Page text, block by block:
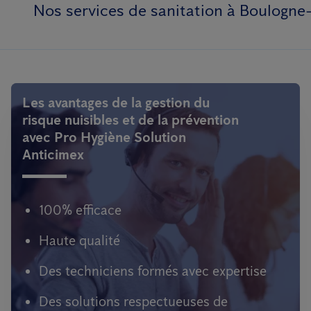
Nos services de sanitation à
Les avantages de la gestion du
risque nuisibles et de la prévention
avec Pro Hygiène Solution
Anticimex
100% efficace
Haute qualité
Des techniciens formés avec expertise
Des solutions respectueuses de